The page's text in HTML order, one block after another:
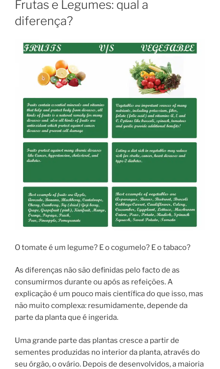
Frutas e Legumes: qual a
diferença?
O tomate é um legume? E o cogumelo? E o tabaco?
As diferenças não são definidas pelo facto de as
consumirmos durante ou após as refeições. A
explicação é um pouco mais científica do que isso, mas
não muito complexa: resumidamente, depende da
parte da planta que é ingerida.
Uma grande parte das plantas cresce a partir de
sementes produzidas no interior da planta, através do
seu órgão, o ovário. Depois de desenvolvidos, a maioria